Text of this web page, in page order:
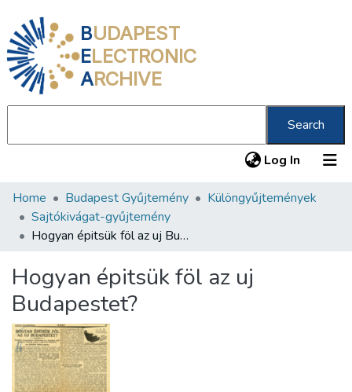
BUDAPEST
ELECTRONIC
ARCHIVE
Search
Log In (current)
Communities & Collections
All of DSpace
About us
Home Budapest Gyűjtemény
Különgyűjtemények
Sajtókivágat-gyűjtemény
Hogyan épitsük föl az uj Budapestet?
Hogyan épitsük föl az uj
Budapestet?